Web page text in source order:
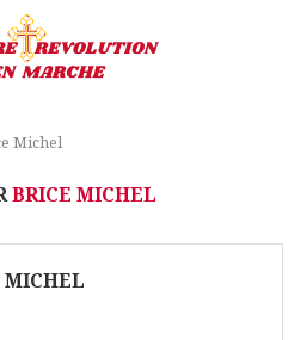
Michel
BRICE MICHEL
MICHEL